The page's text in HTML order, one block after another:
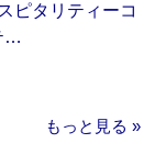
ピタリティーコ
…
もっと見る »